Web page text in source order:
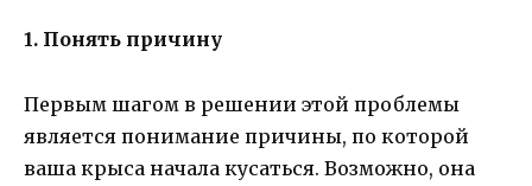
1. Понять причину
Первым шагом в решении этой проблемы
является понимание причины, по которой
ваша крыса начала кусаться. Возможно, она